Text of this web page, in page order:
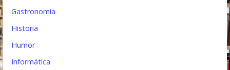
Gastronomia
Historia
Humor
Informática